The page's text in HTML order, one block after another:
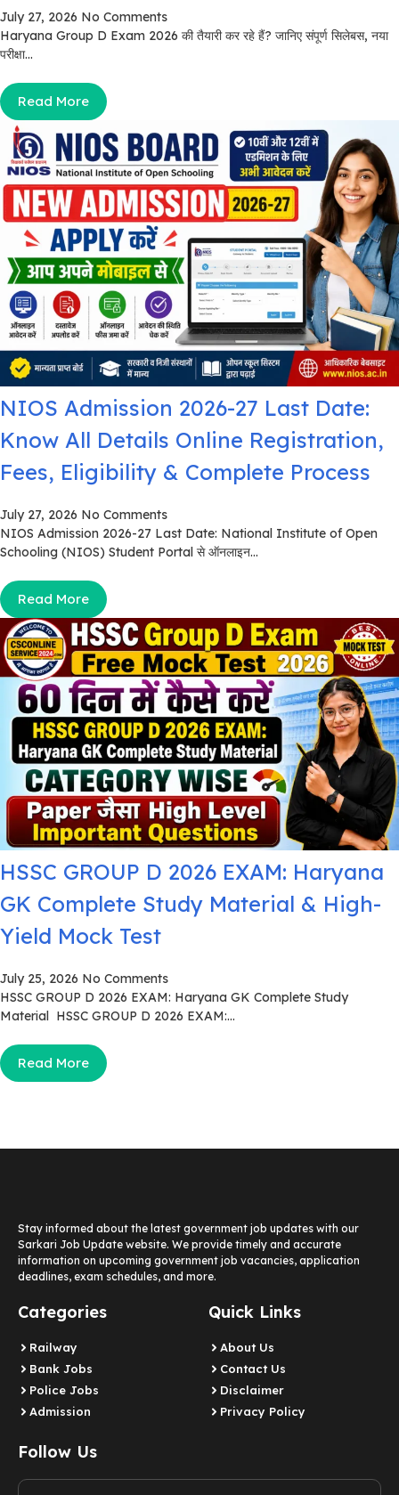
July 27, 2026 No Comments
Haryana Group D Exam 2026 की तैयारी कर रहे हैं? जानिए संपूर्ण सिलेबस, नया
परीक्षा...
Read More
NIOS Admission 2026-27 Last Date:
Know All Details Online Registration,
Fees, Eligibility & Complete Process
July 27, 2026 No Comments
NIOS Admission 2026-27 Last Date: National Institute of Open
Schooling (NIOS) Student Portal से ऑनलाइन...
Read More
HSSC GROUP D 2026 EXAM: Haryana
GK Complete Study Material & High-
Yield Mock Test
July 25, 2026 No Comments
HSSC GROUP D 2026 EXAM: Haryana GK Complete Study
Material HSSC GROUP D 2026 EXAM:...
Read More
Stay informed about the latest government job updates with our
Sarkari Job Update website. We provide timely and accurate
information on upcoming government job vacancies, application
deadlines, exam schedules, and more.
Categories
Railway
Bank Jobs
Police Jobs
Admission
Quick Links
About Us
Contact Us
Disclaimer
Privacy Policy
Follow Us